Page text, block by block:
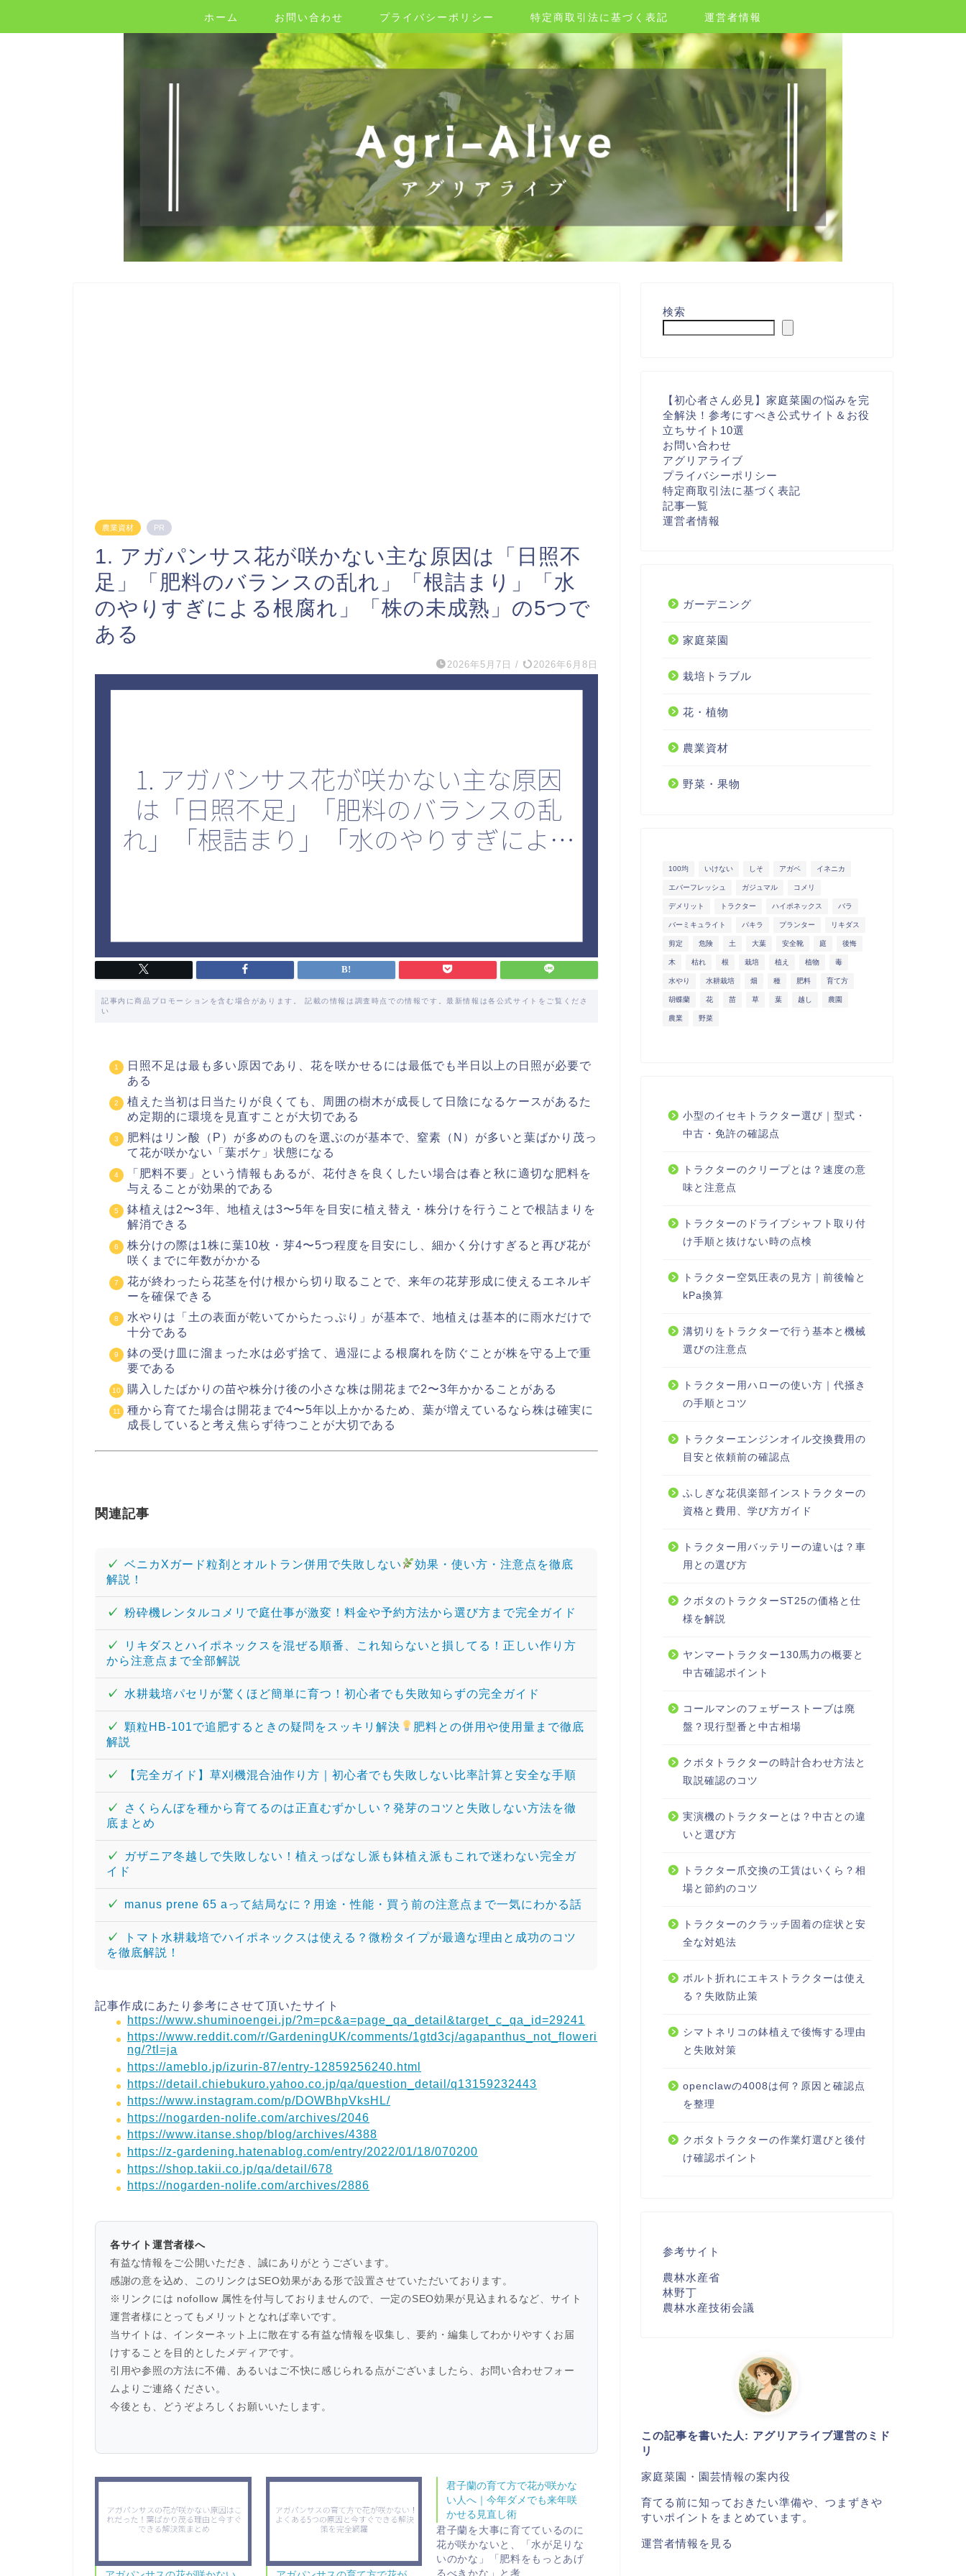
ホーム お問い合わせ プライバシーポリシー 特定商取引法に基づく表記 運営者情報
農業資材 PR
1. アガパンサス花が咲かない主な原因は「日照不
足」「肥料のバランスの乱れ」「根詰まり」「水
のやりすぎによる根腐れ」「株の未成熟」の5つで
ある
2026年5月7日 / 2026年6月8日
記事内に商品プロモーションを含む場合があります。 記載の情報は調査時点での情報です。最新情報は各公式サイトをご覧くださ
い
日照不足は最も多い原因であり、花を咲かせるには最低でも半日以上の日照が必要で
ある
植えた当初は日当たりが良くても、周囲の樹木が成長して日陰になるケースがあるた
め定期的に環境を見直すことが大切である
肥料はリン酸（P）が多めのものを選ぶのが基本で、窒素（N）が多いと葉ばかり茂っ
て花が咲かない「葉ボケ」状態になる
「肥料不要」という情報もあるが、花付きを良くしたい場合は春と秋に適切な肥料を
与えることが効果的である
鉢植えは2〜3年、地植えは3〜5年を目安に植え替え・株分けを行うことで根詰まりを
解消できる
株分けの際は1株に葉10枚・芽4〜5つ程度を目安にし、細かく分けすぎると再び花が
咲くまでに年数がかかる
花が終わったら花茎を付け根から切り取ることで、来年の花芽形成に使えるエネルギ
ーを確保できる
水やりは「土の表面が乾いてからたっぷり」が基本で、地植えは基本的に雨水だけで
十分である
鉢の受け皿に溜まった水は必ず捨て、過湿による根腐れを防ぐことが株を守る上で重
要である
購入したばかりの苗や株分け後の小さな株は開花まで2〜3年かかることがある
種から育てた場合は開花まで4〜5年以上かかるため、葉が増えているなら株は確実に
成長していると考え焦らず待つことが大切である
関連記事
✓ ベニカXガード粒剤とオルトラン併用で失敗しない
効果・使い方・注意点を徹底
解説！
✓ 粉砕機レンタルコメリで庭仕事が激変！料金や予約方法から選び方まで完全ガイド
✓
リキダスとハイポネックスを混ぜる順番、これ知らないと損してる！正しい作り方
から注意点まで全部解説
✓ 水耕栽培パセリが驚くほど簡単に育つ！初心者でも失敗知らずの完全ガイド
✓ 顆粒HB-101で追肥するときの疑問をスッキリ解決
肥料との併用や使用量まで徹底
解説
✓ 【完全ガイド】草刈機混合油作り方｜初心者でも失敗しない比率計算と安全な手順
✓
さくらんぼを種から育てるのは正直むずかしい？発芽のコツと失敗しない方法を徹
底まとめ
✓
ガザニア冬越しで失敗しない！植えっぱなし派も鉢植え派もこれで迷わない完全ガ
イド
✓ manus prene 65 aって結局なに？用途・性能・買う前の注意点まで一気にわかる話
✓
トマト水耕栽培でハイポネックスは使える？微粉タイプが最適な理由と成功のコツ
を徹底解説！
記事作成にあたり参考にさせて頂いたサイト
https://www.shuminoengei.jp/?m=pc&a=page_qa_detail&target_c_qa_id=29241
https://www.reddit.com/r/GardeningUK/comments/1gtd3cj/agapanthus_not_floweri
ng/?tl=ja
https://ameblo.jp/izurin-87/entry-12859256240.html
https://detail.chiebukuro.yahoo.co.jp/qa/question_detail/q13159232443
https://www.instagram.com/p/DOWBhpVksHL/
https://nogarden-nolife.com/archives/2046
https://www.itanse.shop/blog/archives/4388
https://z-gardening.hatenablog.com/entry/2022/01/18/070200
https://shop.takii.co.jp/qa/detail/678
https://nogarden-nolife.com/archives/2886
各サイト運営者様へ
有益な情報をご公開いただき、誠にありがとうございます。
感謝の意を込め、このリンクはSEO効果がある形で設置させていただいております。
※リンクには nofollow 属性を付与しておりませんので、一定のSEO効果が見込まれるなど、サイト
運営者様にとってもメリットとなれば幸いです。
当サイトは、インターネット上に散在する有益な情報を収集し、要約・編集してわかりやすくお届
けすることを目的としたメディアです。
引用や参照の方法に不備、あるいはご不快に感じられる点がございましたら、お問い合わせフォー
ムよりご連絡ください。
今後とも、どうぞよろしくお願いいたします。
君子蘭の育て方で花が咲かな
い人へ｜今年ダメでも来年咲
かせる見直し術
君子蘭を大事に育てているのに
花が咲かないと、「水が足りな
いのかな」「肥料をもっとあげ
るべきかな」と考…
検索
【初心者さん必見】家庭菜園の悩みを完
全解決！参考にすべき公式サイト＆お役
立ちサイト10選
お問い合わせ
アグリアライブ
プライバシーポリシー
特定商取引法に基づく表記
記事一覧
運営者情報
ガーデニング
家庭菜園
栽培トラブル
花・植物
農業資材
野菜・果物
100均 いけない しそ アガベ イネニカ
エバーフレッシュ ガジュマル コメリ
デメリット トラクター ハイポネックス バラ
バーミキュライト パキラ プランター リキダス
剪定 危険 土 大葉 安全靴 庭 後悔
木 枯れ 根 栽培 植え 植物 毒
水やり 水耕栽培 畑 種 肥料 育て方
胡蝶蘭 花 苗 草 葉 越し 農園
農業 野菜
小型のイセキトラクター選び｜型式・
中古・免許の確認点
トラクターのクリープとは？速度の意
味と注意点
トラクターのドライブシャフト取り付
け手順と抜けない時の点検
トラクター空気圧表の見方｜前後輪と
kPa換算
溝切りをトラクターで行う基本と機械
選びの注意点
トラクター用ハローの使い方｜代掻き
の手順とコツ
トラクターエンジンオイル交換費用の
目安と依頼前の確認点
ふしぎな花倶楽部インストラクターの
資格と費用、学び方ガイド
トラクター用バッテリーの違いは？車
用との選び方
クボタのトラクターST25の価格と仕
様を解説
ヤンマートラクター130馬力の概要と
中古確認ポイント
コールマンのフェザーストーブは廃
盤？現行型番と中古相場
クボタトラクターの時計合わせ方法と
取説確認のコツ
実演機のトラクターとは？中古との違
いと選び方
トラクター爪交換の工賃はいくら？相
場と節約のコツ
トラクターのクラッチ固着の症状と安
全な対処法
ボルト折れにエキストラクターは使え
る？失敗防止策
シマトネリコの鉢植えで後悔する理由
と失敗対策
openclawの4008は何？原因と確認点
を整理
クボタトラクターの作業灯選びと後付
け確認ポイント
参考サイト
農林水産省
林野丁
農林水産技術会議
この記事を書いた人: アグリアライブ運営のミド
リ
家庭菜園・園芸情報の案内役
育てる前に知っておきたい準備や、つまずきや
すいポイントをまとめています。
運営者情報を見る